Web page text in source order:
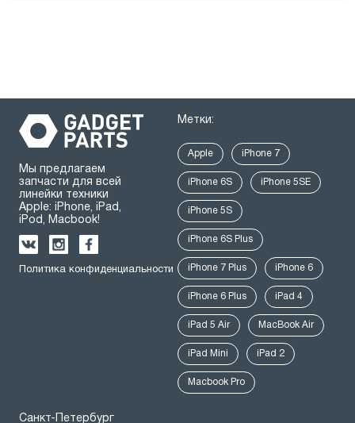
Мы предлагаем
запчасти для всей
линейки техники
Apple: iPhone, iPad,
iPod, Macbook!
Политика конфиденциальности
Метки:
Apple iPhone 7
iPhone 6S iPhone 5SE
iPhone 5S
iPhone 6S Plus
iPhone 7 Plus iPhone 6
iPhone 6 Plus iPad 4
iPad 5 Air MacBook Air
iPad Mini iPad 2
Macbook Pro
Санкт-Петербург